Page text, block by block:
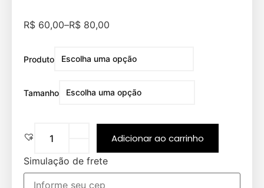
R$ 60,00–R$ 80,00
Produto
Tamanho
Adicionar ao carrinho
Simulação de frete